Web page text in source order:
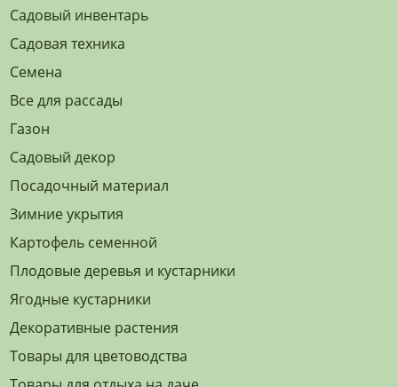
Садовый инвентарь
Садовая техника
Семена
Все для рассады
Газон
Садовый декор
Посадочный материал
Зимние укрытия
Картофель семенной
Плодовые деревья и кустарники
Ягодные кустарники
Декоративные растения
Товары для цветоводства